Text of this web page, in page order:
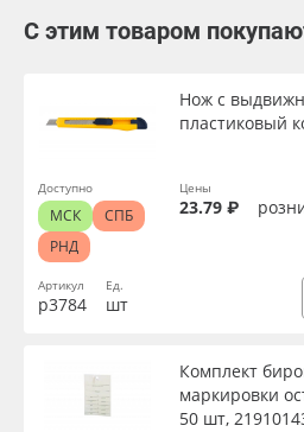
С этим товаром
Артикул
р3784
Нож с
пластиковый
Ед.
шт
Цены
23.79 ₽
Доступно
МСК
СПБ
РНД
Комплект
маркировки
50 шт,